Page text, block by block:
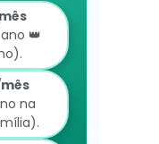
👑
na